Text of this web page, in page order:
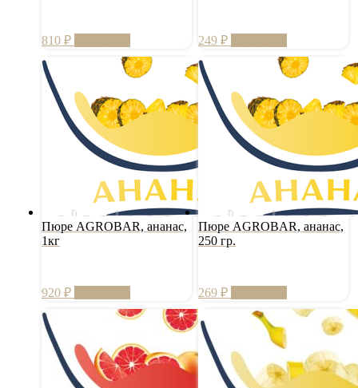
810 ₽ 249 ₽
Пюре AGROBAR, ананас,
1кг
920 ₽
Пюре AGROBAR, ананас,
250 гр.
269 ₽